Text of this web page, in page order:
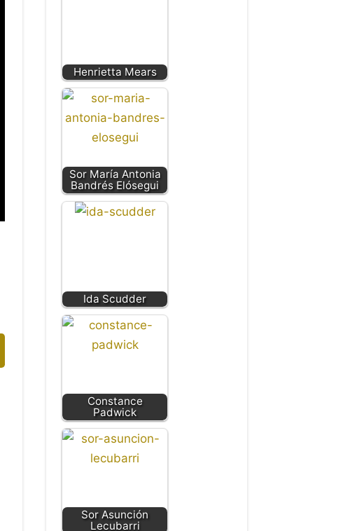
Henrietta Mears
Sor María Antonia
Bandrés Elósegui
Ida Scudder
Constance
Padwick
Sor Asunción
Lecubarri